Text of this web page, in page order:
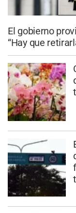
El gobierno
“Hay que